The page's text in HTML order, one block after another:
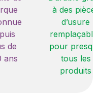
de
ans
à des pièces
d’usure
remplaçables
pour
tous les
produits